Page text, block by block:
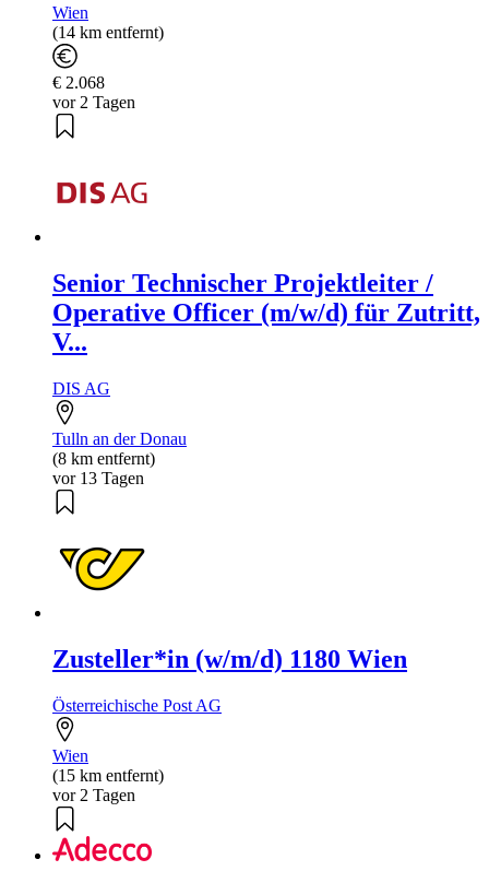
Wien
(14 km entfernt)
€ 2.068
vor 2 Tagen
Senior Technischer Projektleiter /
Operative Officer (m/w/d) für Zutritt,
V...
DIS AG
Tulln an der Donau
(8 km entfernt)
vor 13 Tagen
Zusteller*in (w/m/d) 1180 Wien
Österreichische Post AG
Wien
(15 km entfernt)
vor 2 Tagen